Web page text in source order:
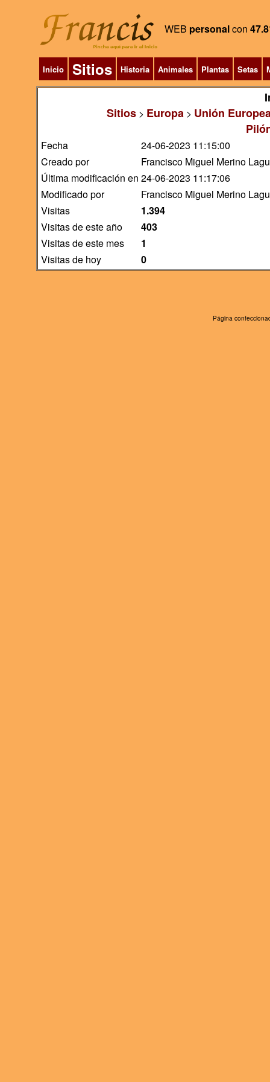
WEB personalcon
Inicio Sitios Historia Animales Plantas Setas
Sitios > Europa > Unión
Fecha
24-06-2023 11:15:00
Creado por
Francisco Miguel Merino
Última modificación en 24-06-2023 11:17:06
Modificado por
Francisco Miguel Merino
Visitas
1.394
Visitas de este año
403
Visitas de este mes
1
Visitas de hoy
0
Página